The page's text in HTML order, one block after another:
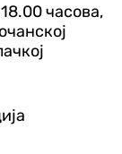
часова,